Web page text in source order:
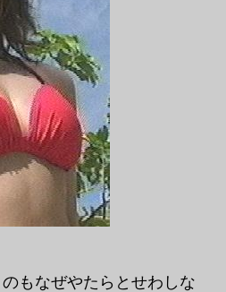
もなぜやたらとせわしな